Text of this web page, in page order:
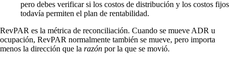
pero debes verificar si los costos de distribución y los costos fijos
todavía permiten el plan de rentabilidad.
RevPAR es la métrica de reconciliación. Cuando se mueve ADR u
ocupación, RevPAR normalmente también se mueve, pero importa
menos la dirección que la razón por la que se movió.